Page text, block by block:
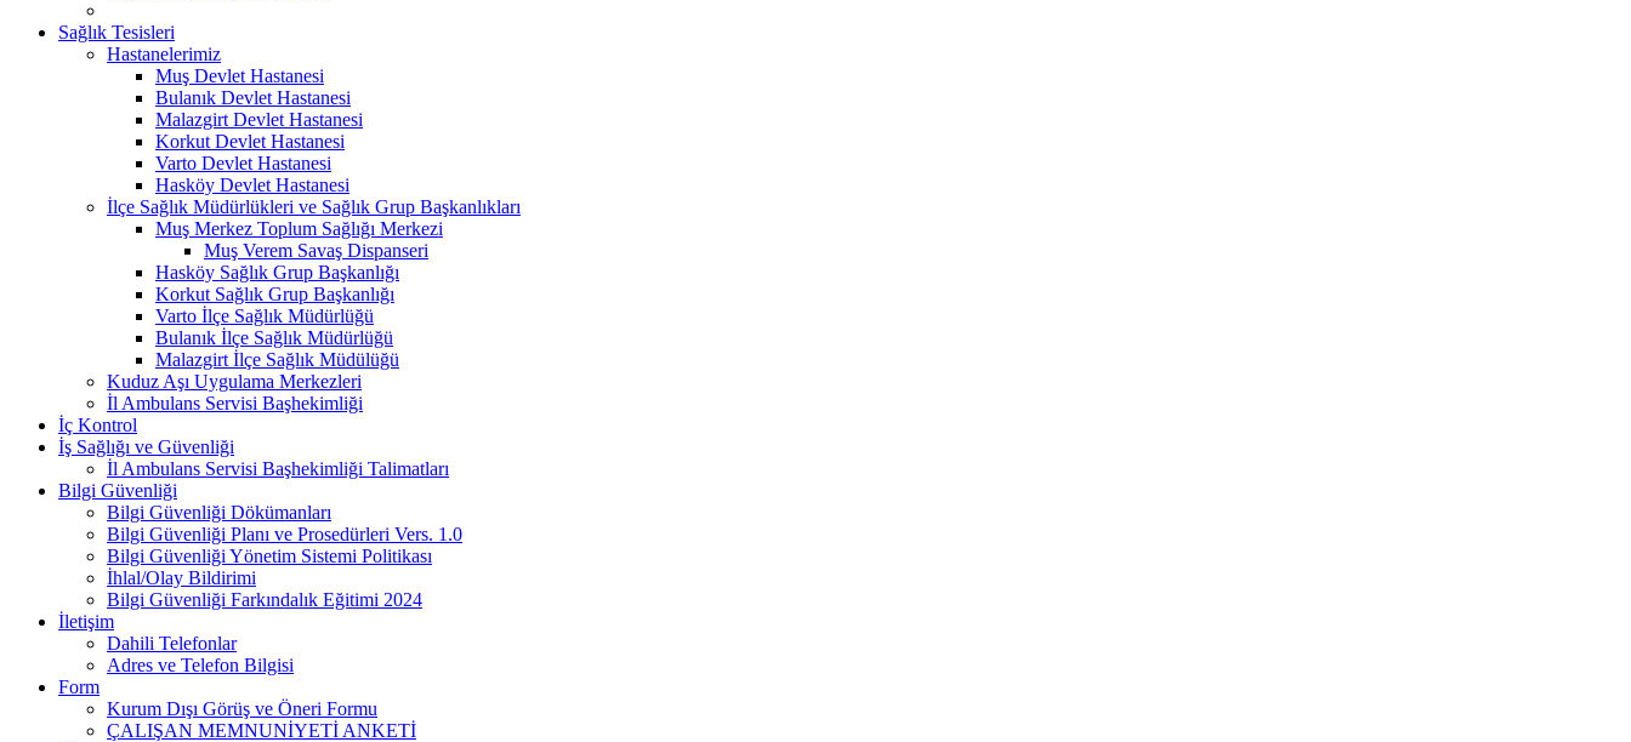
Sağlık Tesisleri
Hastanelerimiz
Muş Devlet Hastanesi
Bulanık Devlet Hastanesi
Malazgirt Devlet Hastanesi
Korkut Devlet Hastanesi
Varto Devlet Hastanesi
Hasköy Devlet Hastanesi
İlçe Sağlık Müdürlükleri ve Sağlık Grup Başkanlıkları
Muş Merkez Toplum Sağlığı Merkezi
Muş Verem Savaş Dispanseri
Hasköy Sağlık Grup Başkanlığı
Korkut Sağlık Grup Başkanlığı
Varto İlçe Sağlık Müdürlüğü
Bulanık İlçe Sağlık Müdürlüğü
Malazgirt İlçe Sağlık Müdülüğü
Kuduz Aşı Uygulama Merkezleri
İl Ambulans Servisi Başhekimliği
İç Kontrol
İş Sağlığı ve Güvenliği
İl Ambulans Servisi Başhekimliği Talimatları
Bilgi Güvenliği
Bilgi Güvenliği Dökümanları
Bilgi Güvenliği Planı ve Prosedürleri Vers. 1.0
Bilgi Güvenliği Yönetim Sistemi Politikası
İhlal/Olay Bildirimi
Bilgi Güvenliği Farkındalık Eğitimi 2024
İletişim
Dahili Telefonlar
Adres ve Telefon Bilgisi
Form
Kurum Dışı Görüş ve Öneri Formu
ÇALIŞAN MEMNUNİYETİ ANKETİ